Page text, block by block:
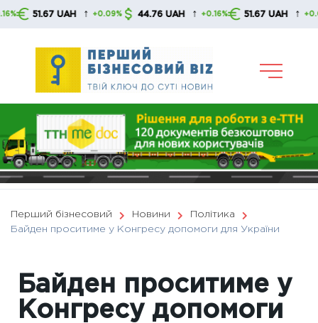
Skip
51.67 UAH ↑ +0.09% 44.76 UAH ↑ +0.16% 51.67 UAH ↑ +0.09%
Перший бізнесовий Новини
Політика
Байден проситиме у Конгресу допомоги для України
Байден проситиме у
Конгресу допомоги